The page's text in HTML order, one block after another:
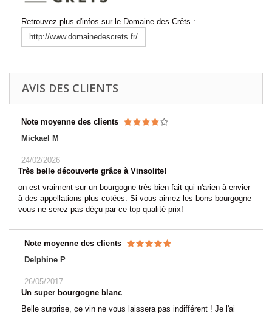
Retrouvez plus d'infos sur le Domaine des Crêts :
http://www.domainedescrets.fr/
AVIS DES CLIENTS
Note moyenne des clients
Mickael M
24/02/2026
Très belle découverte grâce à Vinsolite!
on est vraiment sur un bourgogne très bien fait qui n'arien à envier
à des appellations plus cotées. Si vous aimez les bons bourgogne
vous ne serez pas déçu par ce top qualité prix!
Note moyenne des clients
Delphine P
26/05/2017
Un super bourgogne blanc
Belle surprise, ce vin ne vous laissera pas indifférent ! Je l'ai